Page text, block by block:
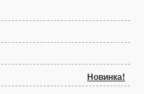
Новинка!